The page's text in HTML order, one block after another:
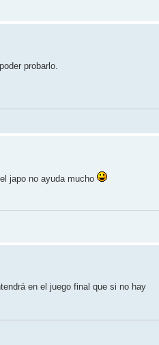
probarlo.
japo no ayuda mucho
en el juego final que si no hay